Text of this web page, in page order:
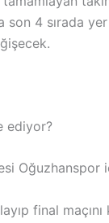
4 sırada
ediyor?
final maçını